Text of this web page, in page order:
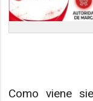
Como viene